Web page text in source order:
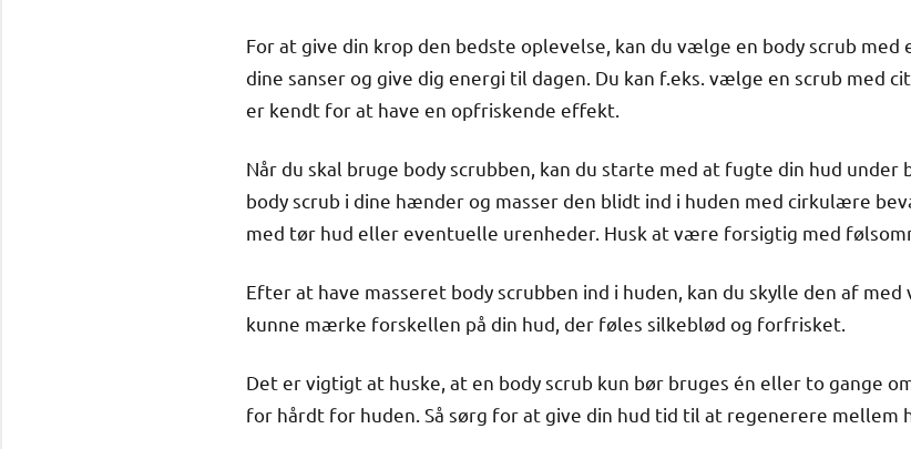
For at give din krop den bedste oplevelse, kan du vælge en body scrub
dine sanser og give dig energi til dagen. Du kan f.eks. vælge en scrub med
er kendt for at have en opfriskende effekt.
Når du skal bruge body scrubben, kan du starte med at fugte din hud under
body scrub i dine hænder og masser den blidt ind i huden med cirkulære
med tør hud eller eventuelle urenheder. Husk at være forsigtig med
Efter at have masseret body scrubben ind i huden, kan du skylle den af
kunne mærke forskellen på din hud, der føles silkeblød og forfrisket.
Det er vigtigt at huske, at en body scrub kun bør bruges én eller to gange
for hårdt for huden. Så sørg for at give din hud tid til at regenerere mellem